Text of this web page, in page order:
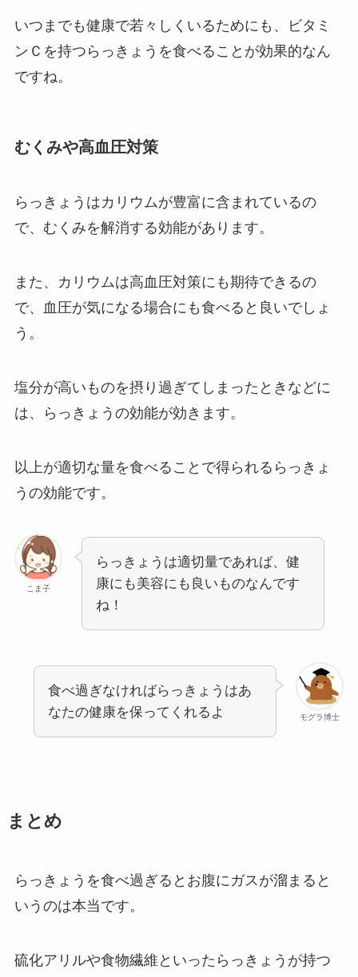
いつまでも健康で若々しくいるためにも、ビタミ
ンＣを持つらっきょうを食べることが効果的なん
ですね。
むくみや高血圧対策
らっきょうはカリウムが豊富に含まれているの
で、むくみを解消する効能があります。
また、カリウムは高血圧対策にも期待できるの
で、血圧が気になる場合にも食べると良いでしょ
う。
塩分が高いものを摂り過ぎてしまったときなどに
は、らっきょうの効能が効きます。
以上が適切な量を食べることで得られるらっきょ
うの効能です。
こま子
らっきょうは適切量であれば、健
康にも美容にも良いものなんです
ね！
モグラ博士
食べ過ぎなければらっきょうはあ
なたの健康を保ってくれるよ
まとめ
らっきょうを食べ過ぎるとお腹にガスが溜まると
いうのは本当です。
硫化アリルや食物繊維といったらっきょうが持つ